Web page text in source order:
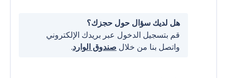
هل لديك سؤال حول حجزك؟
قم بتسجيل الدخول عبر بريدك الإلكتروني
واتصل بنا من خلال صندوق الوارد.